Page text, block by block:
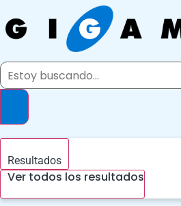
al
contenido
Search
Resultados
Ver todos los resultados